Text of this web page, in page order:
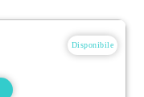
Disponibile